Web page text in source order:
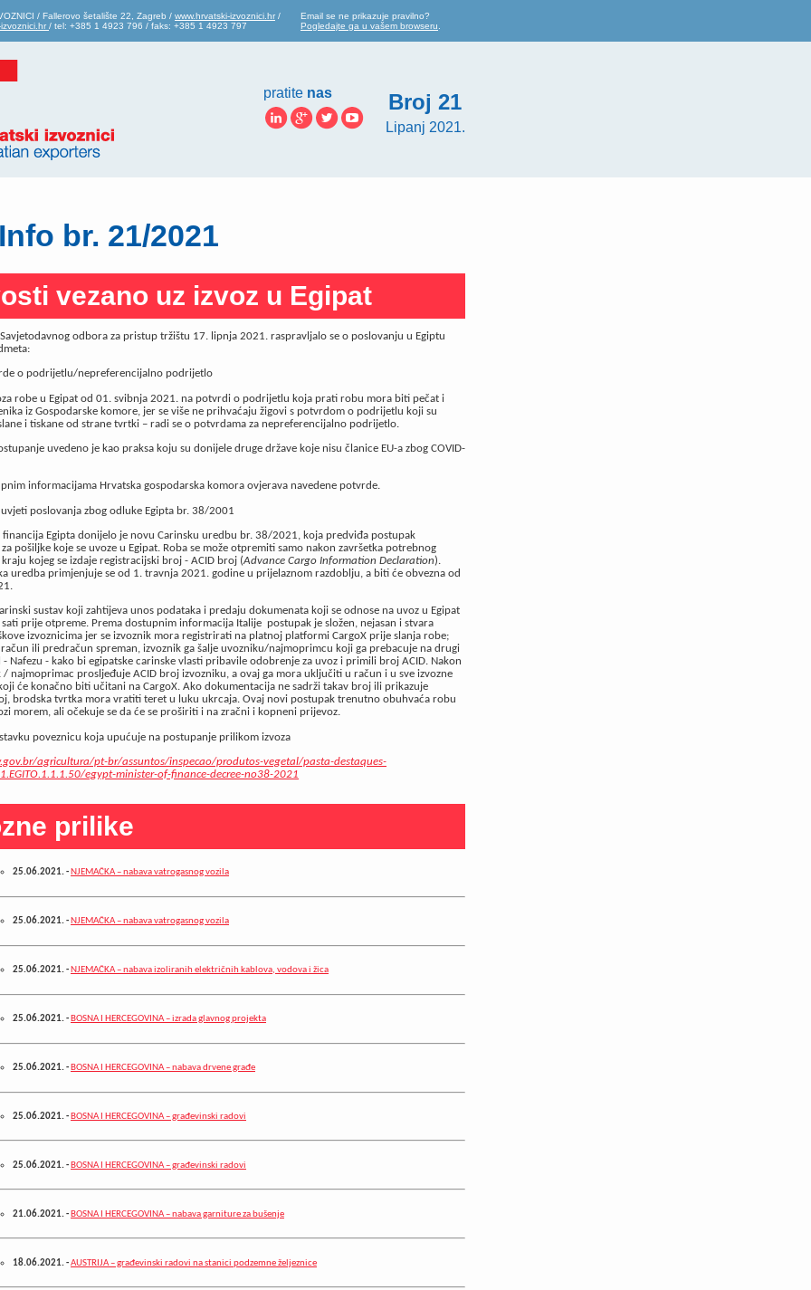
/ Fallerovo šetalište 22, Zagreb / www.hrvatski-izvoznici.hr /
/ tel: +385 1 4923 796 / faks: +385 1 4923 797
Email se ne prikazuje pravilno?
Pogledajte ga u vašem browseru
pratite nas Broj 21
Lipanj 2021.
br. 21/2021
vezano uz izvoz u Egipat
odbora za pristup tržištu 17. lipnja 2021. raspravljalo se o poslovanju u Egiptu
o podrijetlu/nepreferencijalno podrijetlo
robe u Egipat od 01. svibnja 2021. na potvrdi o podrijetlu koja prati robu mora biti pečat i
iz Gospodarske komore, jer se više ne prihvaćaju žigovi s potvrdom o podrijetlu koji su
i tiskane od strane tvrtki – radi se o potvrdama za nepreferencijalno podrijetlo.
uvedeno je kao praksa koju su donijele druge države koje nisu članice EU-a zbog COVID-
informacijama Hrvatska gospodarska komora ovjerava navedene potvrde.
poslovanja zbog odluke Egipta br. 38/2001
Egipta donijelo je novu Carinsku uredbu br. 38/2021, koja predviđa postupak
pošiljke koje se uvoze u Egipat. Roba se može otpremiti samo nakon završetka potrebnog
kojeg se izdaje registracijski broj - ACID broj (Advance Cargo Information Declaration).
uredba primjenjuje se od 1. travnja 2021. godine u prijelaznom razdoblju, a biti će obvezna od
sustav koji zahtijeva unos podataka i predaju dokumenata koji se odnose na uvoz u Egipat
prije otpreme. Prema dostupnim informacija Italije postupak je složen, nejasan i stvara
izvoznicima jer se izvoznik mora registrirati na platnoj platformi CargoX prije slanja robe;
ili predračun spreman, izvoznik ga šalje uvozniku/najmoprimcu koji ga prebacuje na drugi
Nafezu - kako bi egipatske carinske vlasti pribavile odobrenje za uvoz i primili broj ACID. Nakon
/ najmoprimac prosljeđuje ACID broj izvozniku, a ovaj ga mora uključiti u račun i u sve izvozne
će konačno biti učitani na CargoX. Ako dokumentacija ne sadrži takav broj ili prikazuje
brodska tvrtka mora vratiti teret u luku ukrcaja. Ovaj novi postupak trenutno obuhvaća robu
morem, ali očekuje se da će se proširiti i na zračni i kopneni prijevoz.
poveznicu koja upućuje na postupanje prilikom izvoza
agricultura/pt-br/assuntos/inspecao/produtos-vegetal/pasta-destaques-
egypt-minister-of-finance-decree-no38-2021
prilike
25.06.2021.-NJEMAČKA – nabava vatrogasnog vozila
25.06.2021.-NJEMAČKA – nabava vatrogasnog vozila
25.06.2021.- NJEMAČKA – nabava izoliranih električnih kablova, vodova i žica
25.06.2021.- BOSNA I HERCEGOVINA – izrada glavnog projekta
25.06.2021.- BOSNA I HERCEGOVINA – nabava drvene građe
25.06.2021.- BOSNA I HERCEGOVINA – građevinski radovi
25.06.2021.- BOSNA I HERCEGOVINA – građevinski radovi
21.06.2021.- BOSNA I HERCEGOVINA – nabava garniture za bušenje
18.06.2021.-AUSTRIJA – građevinski radovi na stanici podzemne željeznice